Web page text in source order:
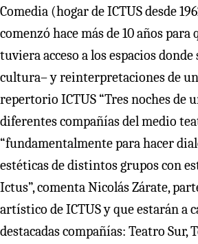
Comedia (hogar de ICTUS desde
comenzó hace más de 10 años
tuviera acceso a los espacios
cultura– y reinterpretaciones de
repertorio ICTUS “Tres noches de
diferentes compañías del medio
“fundamentalmente para hacer
estéticas de distintos grupos con
Ictus”, comenta Nicolás Zárate,
artístico de ICTUS y que estarán a
destacadas compañías: Teatro Sur,